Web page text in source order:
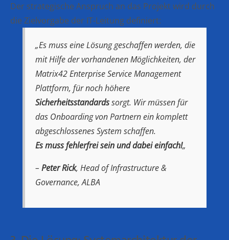
Der strategische Anspruch an das Projekt wird durch
die Zielvorgabe der IT-Leitung definiert:
„Es muss eine Lösung geschaffen werden, die
mit Hilfe der vorhandenen Möglichkeiten, der
Matrix42 Enterprise Service Management
Plattform, für noch höhere
Sicherheitsstandardssorgt. Wir müssen für
das Onboarding von Partnern ein komplett
abgeschlossenes System schaffen.
Es muss fehlerfrei sein und dabei einfach!„
– Peter Rick, Head of Infrastructure &
Governance, ALBA